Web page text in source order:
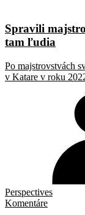
Spravili
tam ľudia
Po majstrovstvách
v Katare v roku
Perspectives
Komentáre